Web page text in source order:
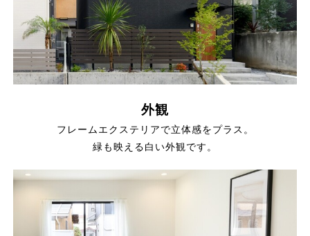
外観
フレームエクステリアで立体感をプラス。
緑も映える白い外観です。